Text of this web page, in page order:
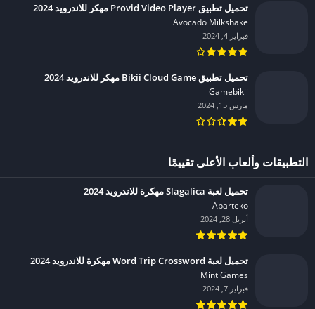
تحميل تطبيق Provid Video Player مهكر للاندرويد 2024
Avocado Milkshake‏
فبراير 4, 2024
تحميل تطبيق Bikii Cloud Game مهكر للاندرويد 2024
Gamebikii‏
مارس 15, 2024
التطبيقات وألعاب الأعلى تقييمًا
تحميل لعبة Slagalica مهكرة للاندرويد 2024
Aparteko‏
أبريل 28, 2024
تحميل لعبة Word Trip Crossword مهكرة للاندرويد 2024
Mint Games‏
فبراير 7, 2024